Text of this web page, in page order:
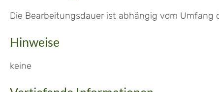
Die Bearbeitungsdauer ist abhängig vom Umfang
Hinweise
keine